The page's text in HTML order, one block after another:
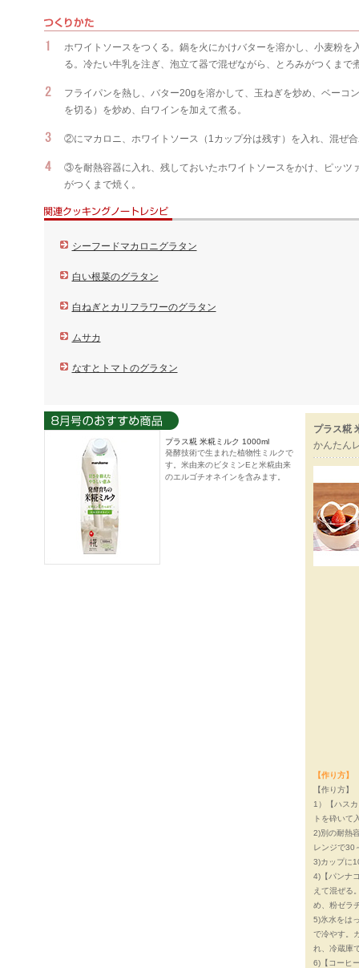
ホワイトソースをつくる。鍋を火にかけバターを溶かし、小麦粉
る。冷たい牛乳を注ぎ、泡立て器で混ぜながら、とろみがつくまで
フライパンを熱し、バター20gを溶かして、玉ねぎを炒め、ベーコ
を切る）を炒め、白ワインを加えて煮る。
②にマカロニ、ホワイトソース（1カップ分は残す）を入れ、混ぜ
③を耐熱容器に入れ、残しておいたホワイトソースをかけ、ピッツ
がつくまで焼く。
シーフードマカロニグラタン
白い根菜のグラタン
白ねぎとカリフラワーのグラタン
ムサカ
なすとトマトのグラタン
プラス糀 米糀ミルク 1000ml
発酵技術で生まれた植物性ミルクで
す。米由来のビタミンEと米糀由来
のエルゴチオネインを含みます。
プラス糀
かんたん
【作り方】
【作り方】
1）【ハス
トを砕いて
2)別の耐熱
レンジで30
3)カップに
4)【パンナ
えて混ぜる
め、粉ゼラ
5)氷水をは
で冷やす。
れ、冷蔵庫
6)【コーヒ